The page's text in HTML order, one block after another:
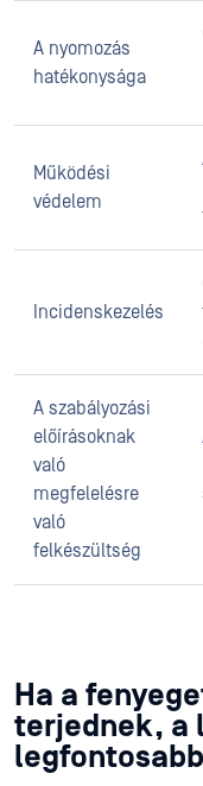
A nyomozás
hatékonysága
Működési
védelem
Incidenskezelés
A szabályozási
előírásoknak
való
megfelelésre
való
felkészültség
Ha a
terjednek, a
legfontosabb